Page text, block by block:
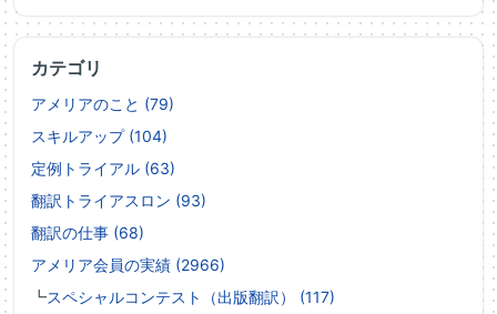
カテゴリ
アメリアのこと (79)
スキルアップ (104)
定例トライアル (63)
翻訳トライアスロン (93)
翻訳の仕事 (68)
アメリア会員の実績 (2966)
┗スペシャルコンテスト（出版翻訳） (117)